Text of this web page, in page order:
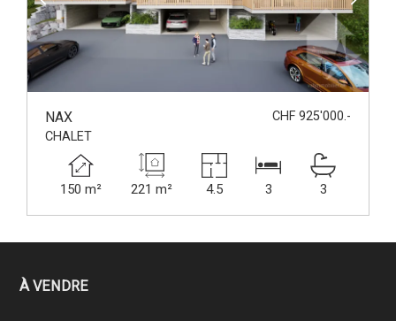
NAX
CHF 925'000.-
CHALET
150 m² 221 m² 4.5 3 3
À VENDRE